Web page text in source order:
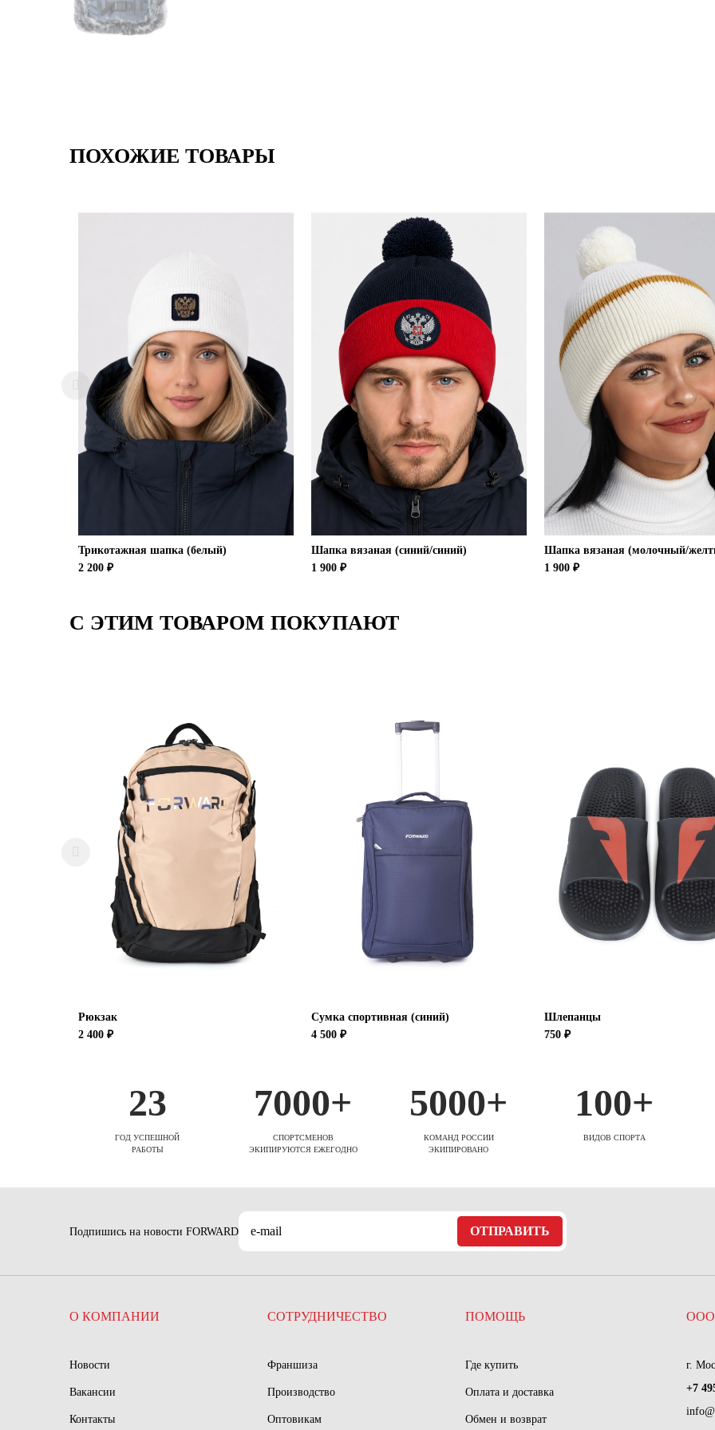
ПОХОЖИЕ ТОВАРЫ
Трикотажная шапка (белый)
2 200 ₽
Шапка вязаная (синий/синий)
1 900 ₽
Шапка вязаная (молочный/
1 900 ₽
С ЭТИМ ТОВАРОМ ПОКУПАЮТ
Рюкзак
2 400 ₽
Сумка спортивная (синий)
4 500 ₽
Шлепанцы
750 ₽
23
ГОД УСПЕШНОЙ
РАБОТЫ
7000+
СПОРТСМЕНОВ
ЭКИПИРУЮТСЯ ЕЖЕГОДНО
5000+
КОМАНД РОССИИ
ЭКИПИРОВАНО
100+
ВИДОВ СПОРТА
Подпишись на новости FORWARD ОТПРАВИТЬ
О КОМПАНИИ
Новости
Вакансии
Контакты
СОТРУДНИЧЕСТВО
Франшиза
Производство
Оптовикам
ПОМОЩЬ
Где купить
Оплата и доставка
Обмен и возврат
ООО
г.
+7